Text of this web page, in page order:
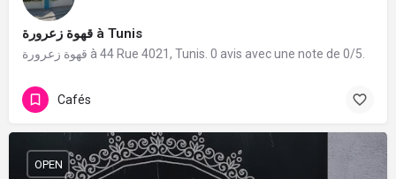
قهوة زعرورة à Tunis
قهوة زعرورة à 44 Rue 4021, Tunis. 0 avis avec une note de 0/5.
Cafés
OPEN